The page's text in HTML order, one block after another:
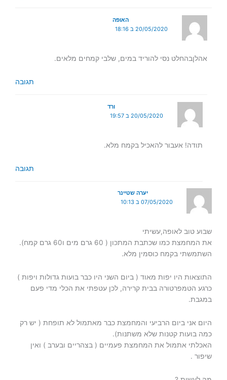
האופה
20/05/2020 ב 18:16
אהלןבהחלט נסי להוריד במים, שלבי קמחים מלאים.
תגובה
ורד
20/05/2020 ב 19:57
תודה! אעבור להאכיל בקמח מלא.
תגובה
יערה שטיינר
07/05/2020 ב 10:13
שבוע טוב לאופה,עשיתי
את המחמצת כמו שכתבת המתכון ( 60 גרם מים ו60 גרם קמח).
השתמשתי בקמח כוסמין מלא.
התוצאות היו יפות מאוד ( ביום השני היו כבר בועות גדולות ויפות )
כרגע הטמפרטורה בבית קרירה, לכן עטפתי את הכלי מדי פעם
במגבת.
היום אני ביום הרביעי והמחמצת כבר מאתמול לא תופחת ( יש רק
כמה בועות קטנות שלא משתנות).
האכלתי אתמול את המחמצת פעמיים ( בצהריים ובערב ) ואין
שיפור .